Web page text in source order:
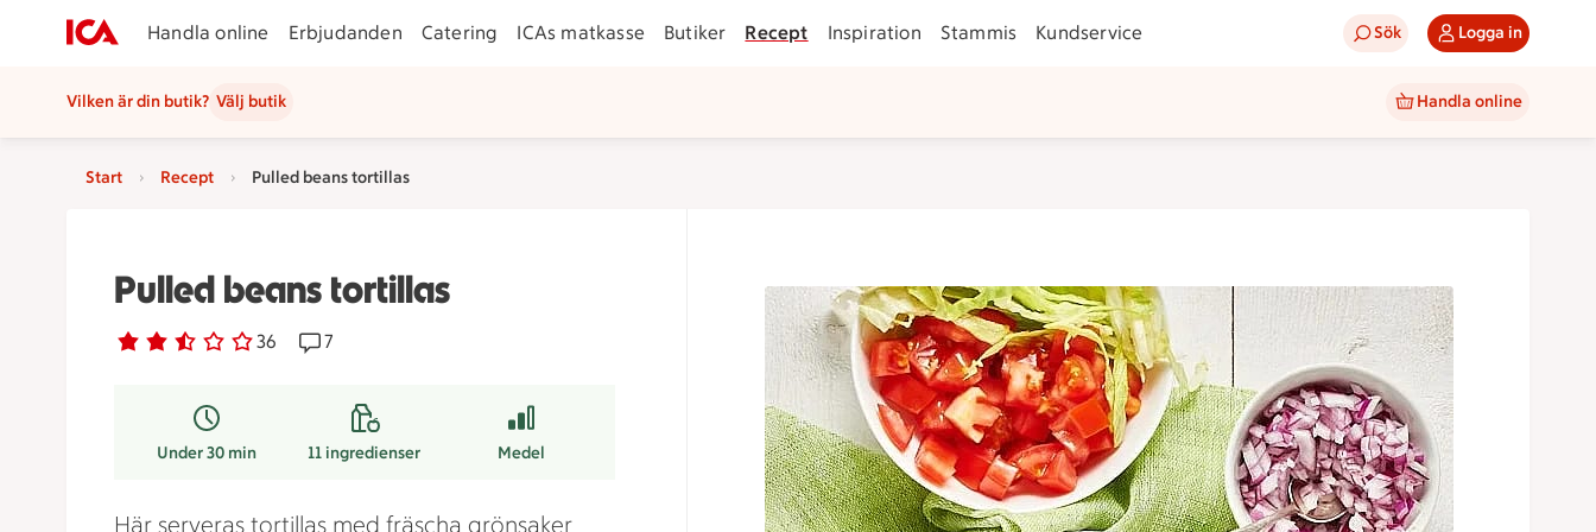
Handla online Erbjudanden Catering ICAs matkasse Butiker Recept Inspiration Stammis Kundservice Sök Logga in
Vilken är din butik? Välj butik Handla online
Start Recept Pulled beans tortillas
Pulled beans tortillas
Betyg 2.6 av 5. 36
36 personer har röstatReceptet har 7 kommentarer
7
Under 30 min 11ingredienser Medel
Här serveras tortillas med fräscha grönsaker